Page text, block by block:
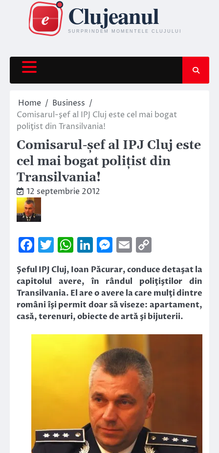
content
Home
Business
Comisarul-şef al IPJ Cluj este cel mai bogat
poliţist din Transilvania!
Comisarul-şef al IPJ Cluj este
cel mai bogat poliţist din
Transilvania!
12 septembrie 2012
Facebook
Twitter
WhatsApp
LinkedIn
Messenger
Email
Link
Şeful IPJ Cluj, Ioan Păcurar, conduce detaşat la
capitolul avere, în rândul poliţiştilor din
Transilvania. El are o avere la care mulţi dintre
români îşi permit doar să viseze: apartament,
casă, terenuri, obiecte de artă şi bijuterii.